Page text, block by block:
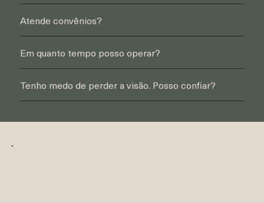
Atende convênios?
Em quanto tempo posso operar?
Tenho medo de perder a visão. Posso confiar?